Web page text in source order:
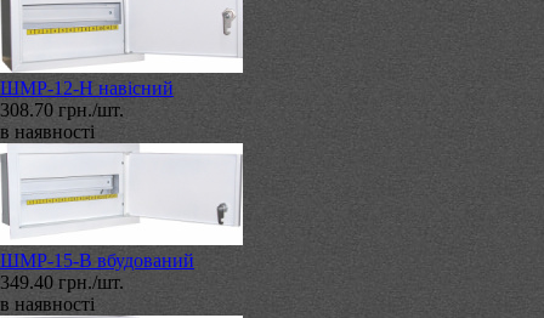
ШМР-12-Н навісний
308.70 грн./шт.
в наявності
ШМР-15-В вбудований
349.40 грн./шт.
в наявності